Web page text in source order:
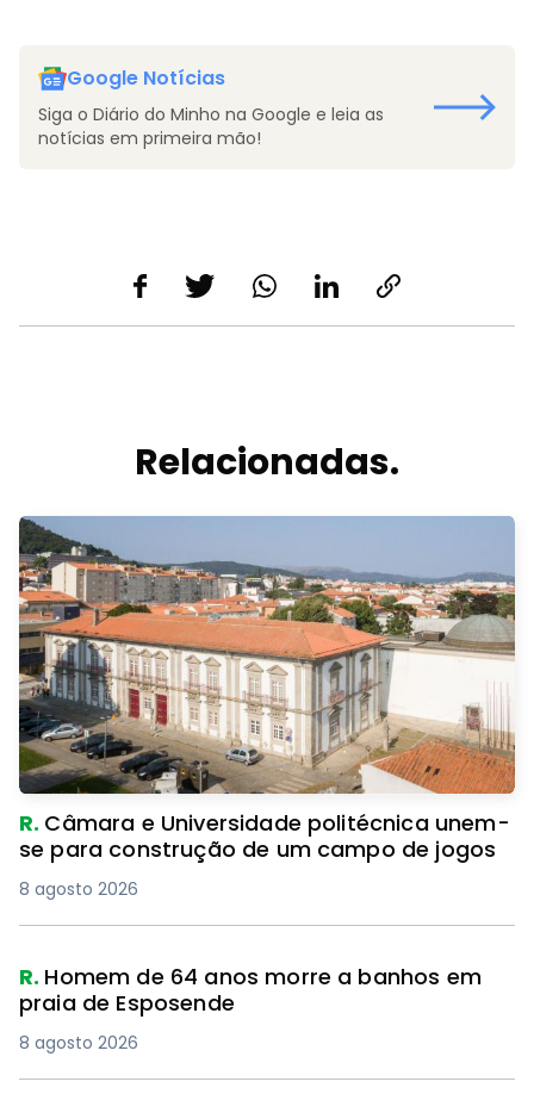
Google Notícias
Siga o Diário do Minho na Google e leia as
notícias em primeira mão!
Relacionadas.
R. Câmara e Universidade politécnica unem-
se para construção de um campo de jogos
8 agosto 2026
R. Homem de 64 anos morre a banhos em
praia de Esposende
8 agosto 2026